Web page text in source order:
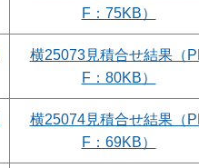
F：75KB）
横25073見積合せ結果（
F：80KB）
横25074見積合せ結果（
F：69KB）